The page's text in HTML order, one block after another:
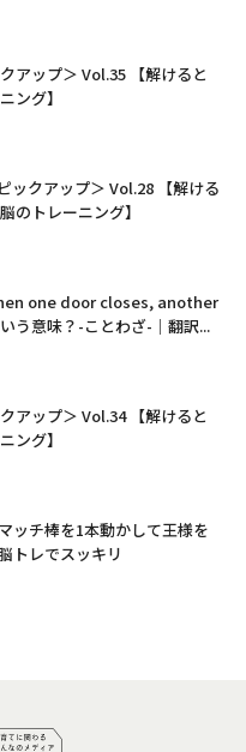
アップ＞ Vol.35 【解けると
ング】
ックアップ＞ Vol.28 【解ける
のトレーニング】
one door closes, another
う意味？-ことわざ-｜翻訳...
アップ＞ Vol.34 【解けると
ング】
ッチ棒を1本動かして王様を
トレでスッキリ